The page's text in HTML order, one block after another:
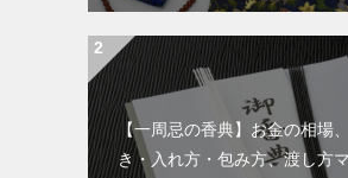
【一周忌の香典】お金の相場
き・入れ方・包み方、渡し方